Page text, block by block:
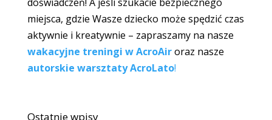
miejsca, gdzie Wasze dziecko może spędzić czas
aktywnie i kreatywnie – zapraszamy na nasze
wakacyjne treningi w AcroAiroraz nasze
autorskie warsztaty AcroLato!
Ostatnie wpisy